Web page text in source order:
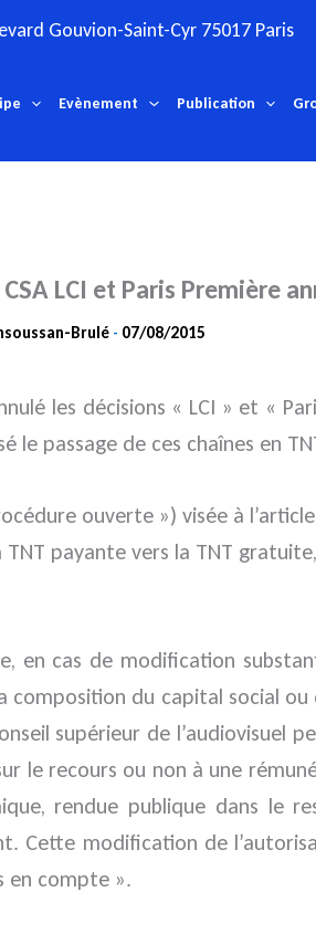
Gouvion-Saint-Cyr 75017 Paris
Evènement Publication
LCI et Paris Première
Brulé - 07/08/2015
les décisions « LCI » et «
le passage de ces chaînes en
ouverte ») visée à
payante vers la TNT
en cas de modification
du capital social
supérieur de l’audiovisuel
le recours ou non à une
rendue publique dans le
Cette modification de
en compte ».